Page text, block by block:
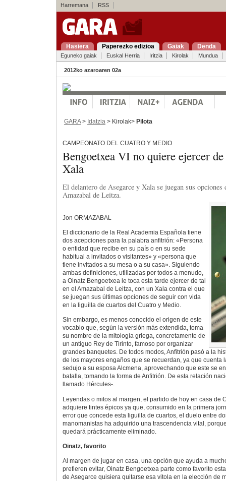
Harremana RSS
Hasiera Paperezko edizioa Gaiak Denda
Eguneko gaiak Euskal Herria Iritzia Kirolak Mundua
2012ko azaroaren 02a
GARA> Idatzia > Kirolak> Pilota
CAMPEONATO DEL CUATRO Y MEDIO
Bengoetxea VI no quiere ejercer
Xala
El delantero de Asegarce y Xala se juegan sus
Amazabal de Leitza.
Jon ORMAZABAL
El diccionario de la Real Academia Española tiene
dos acepciones para la palabra anfitrión: «Persona
o entidad que recibe en su país o en su sede
habitual a invitados o visitantes» y «persona que
tiene invitados a su mesa o a su casa». Siguiendo
ambas definiciones, utilizadas por todos a menudo,
a Oinatz Bengoetxea le toca esta tarde ejercer de tal
en el Amazabal de Leitza, con un Xala contra el que
se juegan sus últimas opciones de seguir con vida
en la liguilla de cuartos del Cuatro y Medio.
Sin embargo, es menos conocido el origen de este
vocablo que, según la versión más extendida, toma
su nombre de la mitología griega, concretamente de
un antiguo Rey de Tirinto, famoso por organizar
grandes banquetes. De todos modos, Anfitrión pasó a la
de los mayores engaños que se recuerdan, ya que cuenta
sedujo a su esposa Alcmena, aprovechando que este se
batalla, tomando la forma de Anfitrión. De esta relación
llamado Hércules-.
Leyendas o mitos al margen, el partido de hoy en casa de
adquiere tintes épicos ya que, consumido en la primera
error que concede esta liguilla de cuartos, el duelo entre
manomanistas ha adquirido una trascendencia vital,
quedará prácticamente eliminado.
Oinatz, favorito
Al margen de jugar en casa, una opción que ayuda a
prefieren evitar, Oinatz Bengoetxea parte como favorito
de Asegarce quisiera quitarse esa vitola en la elección de